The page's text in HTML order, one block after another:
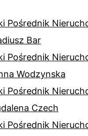
Pośrednik
Bar
Pośrednik
Wodzynska
Pośrednik
Czech
Pośrednik